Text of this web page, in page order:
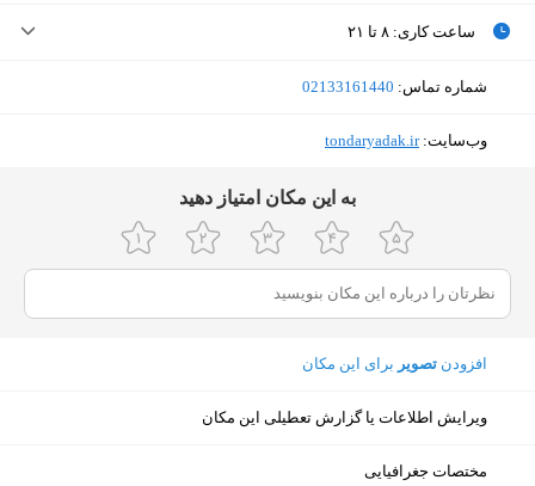
ساعت کاری: ۸ تا ۲۱
چهارشنبه ۸ تا ۲۱
جمعه
شماره تماس: ‎02133161440
وب‌سایت:‎tondaryadak.ir
ﺑﻪ اﯾﻦ ﻣﮑﺎن اﻣﺘﯿﺎز دﻫﯿﺪ
افزودن تصویر برای این مکان
ویرایش اطلاعات یا گزارش تعطیلی این مکان
مختصات جغرافیایی